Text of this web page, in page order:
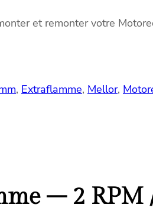
et remonter votre
, Extraflamme, Mellor,
– 2 RPM